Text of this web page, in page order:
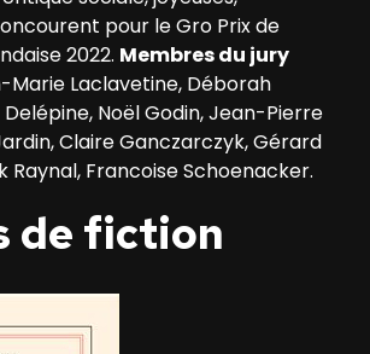
pour le Gro Prix de
2022. Membres du jury
Marie Laclavetine, Déborah
Delépine, Noël Godin, Jean-Pierre
Claire Ganczarczyk, Gérard
Raynal, Francoise Schoenacker.
de fiction